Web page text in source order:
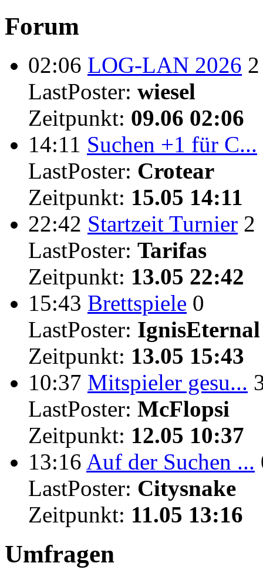
Forum
02:06 LOG-LAN 2026 2
LastPoster: wiesel
Zeitpunkt: 09.06 02:06
14:11 Suchen +1 für C...
LastPoster: Crotear
Zeitpunkt: 15.05 14:11
22:42 Startzeit Turnier 2
LastPoster: Tarifas
Zeitpunkt: 13.05 22:42
15:43 Brettspiele 0
LastPoster: IgnisEternal
Zeitpunkt: 13.05 15:43
10:37 Mitspieler gesu...
LastPoster: McFlopsi
Zeitpunkt: 12.05 10:37
13:16 Auf der Suchen ...
LastPoster: Citysnake
Zeitpunkt: 11.05 13:16
Umfragen